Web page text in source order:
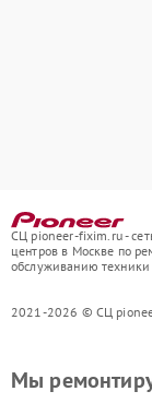
СЦ pioneer-fixim.ru -
центров в Москве по
обслуживанию
2021-2026 © СЦ
Мы